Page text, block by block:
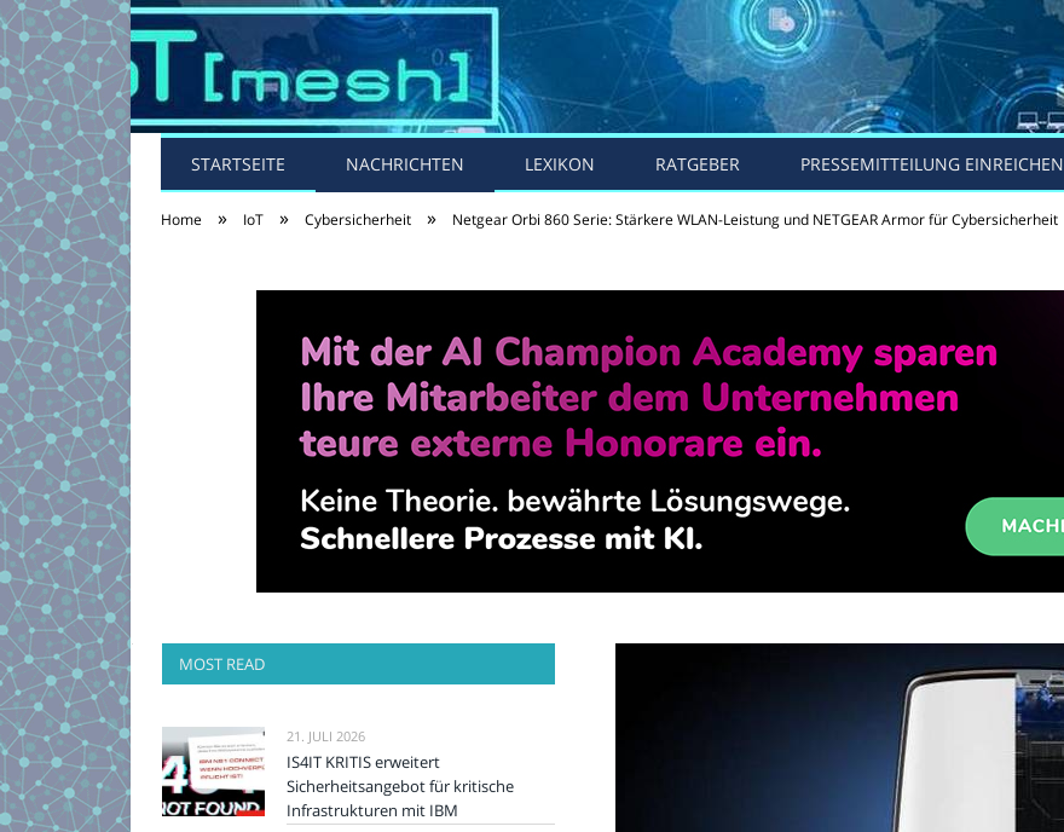
STARTSEITE NACHRICHTEN LEXIKON RATGEBER PRESSEMITTEILUNG EINREICHEN
Home » IoT » Cybersicherheit » Netgear Orbi 860 Serie: Stärkere WLAN-Leistung und NETGEAR Armor für Cybersicherheit
MOST READ
21. JULI 2026
IS4IT KRITIS erweitert
Sicherheitsangebot für kritische
Infrastrukturen mit IBM